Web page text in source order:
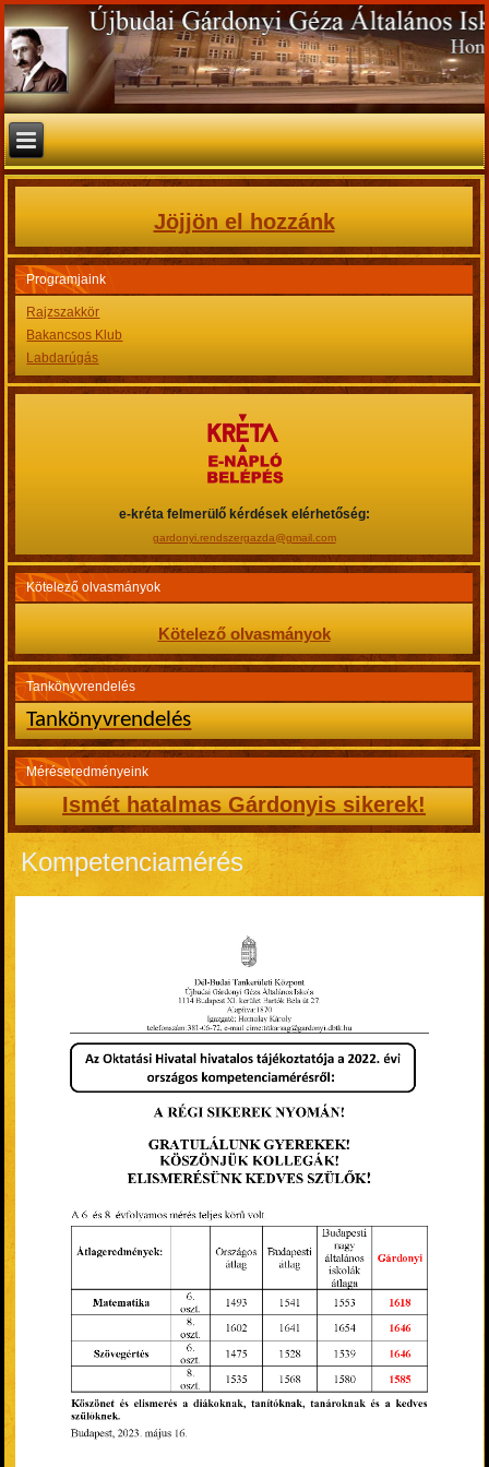
Jöjjön el hozzánk
Programjaink
Rajzszakkör
Bakancsos Klub
Labdarúgás
e-kréta felmerülő kérdések elérhetőség:
gardonyi.rendszergazda@gmail.com
Kötelező olvasmányok
Kötelező olvasmányok
Tankönyvrendelés
Tankönyvrendelés
Méréseredményeink
Ismét hatalmas Gárdonyis sikerek!
Kompetenciamérés